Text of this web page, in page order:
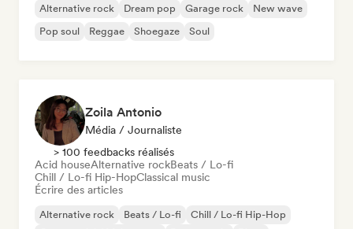
Alternative rock Dream pop Garage rock
New wave
Pop soul
Reggae Shoegaze Soul
Zoila Antonio
Média / Journaliste
> 100 feedbacks réalisés
Acid houseAlternative rockBeats / Lo-fi
Chill / Lo-fi Hip-HopClassical music
Écrire des articles
Alternative rock Beats / Lo-fi
Chill / Lo-fi Hip-Hop